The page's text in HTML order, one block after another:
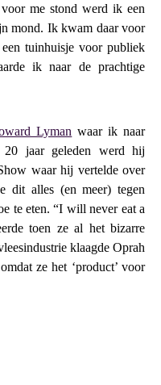
me stond werd ik een
mond. Ik kwam daar voor
tuinhuisje voor publiek
ik naar de prachtige
Lyman waar ik naar
jaar geleden werd hij
waar hij vertelde over
dit alles (en meer) tegen
te eten. “I will never eat a
toen ze al het bizarre
klaagde Oprah
ze het ‘product’ voor